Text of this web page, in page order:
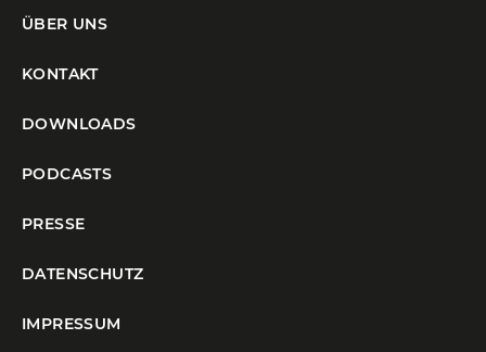
ÜBER UNS
KONTAKT
DOWNLOADS
PODCASTS
PRESSE
DATENSCHUTZ
IMPRESSUM